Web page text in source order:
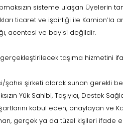
sisteme ulaşan Üyelerin
ticaret ve işbirliği ile Kamion’la
acentesi ve bayisi değildir.
taşıma hizmetini
şahıs şirketi olarak sunan gerekli
Yük Sahibi, Taşıyıcı, Destek
kabul eden, onaylayan ve
gerçek ya da tüzel kişileri ifade